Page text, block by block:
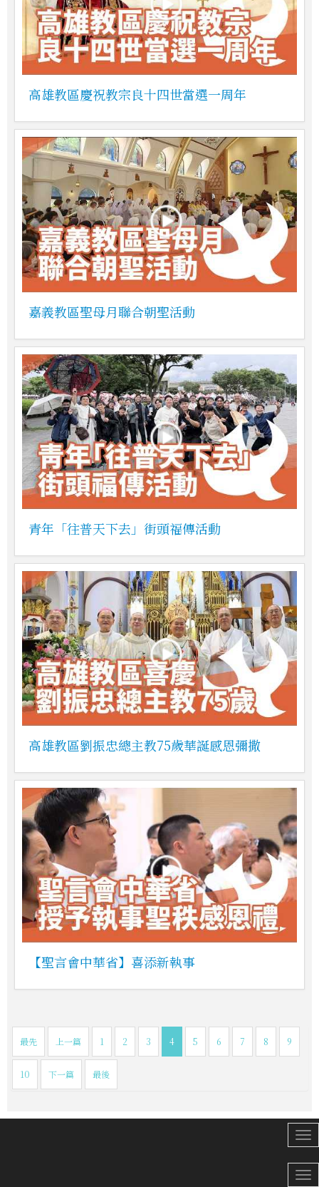
高雄教區慶祝教宗良十四世當選一周年
嘉義教區聖母月聯合朝聖活動
青年「往普天下去」街頭福傳活動
高雄教區劉振忠總主教75歲華誕感恩彌撒
【聖言會中華省】喜添新執事
最先 上一篇 1 2 3 4 5 6 7 8 9
10 下一篇 最後